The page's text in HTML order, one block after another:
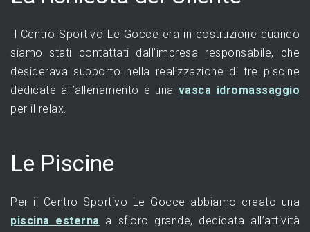
Il Centro Sportivo Le Gocce era in costruzione quando
siamo stati contattati dall’impresa responsabile, che
desiderava supporto nella realizzazione di tre piscine
dedicate all’allenamento e una vasca idromassaggio
per il relax.
Le Piscine
Per il Centro Sportivo Le Gocce abbiamo creato una
piscina esterna a sfioro grande, dedicata all’attività